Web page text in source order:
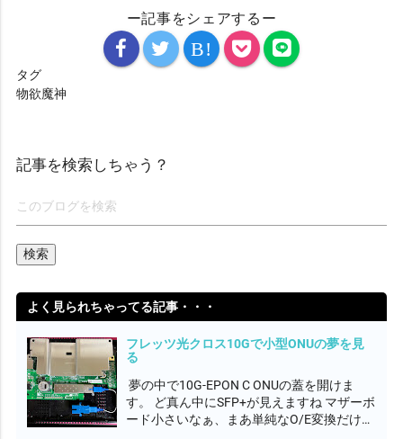
ー記事をシェアするー
B!
タグ
物欲魔神
記事を検索しちゃう？
よく見られちゃってる記事・・・
フレッツ光クロス10Gで小型ONUの夢を見
る
夢の中で10G-EPON C ONUの蓋を開けま
す。 ど真ん中にSFP+が見えますね マザーボ
ード小さいなぁ、まあ単純なO/E変換だけだ